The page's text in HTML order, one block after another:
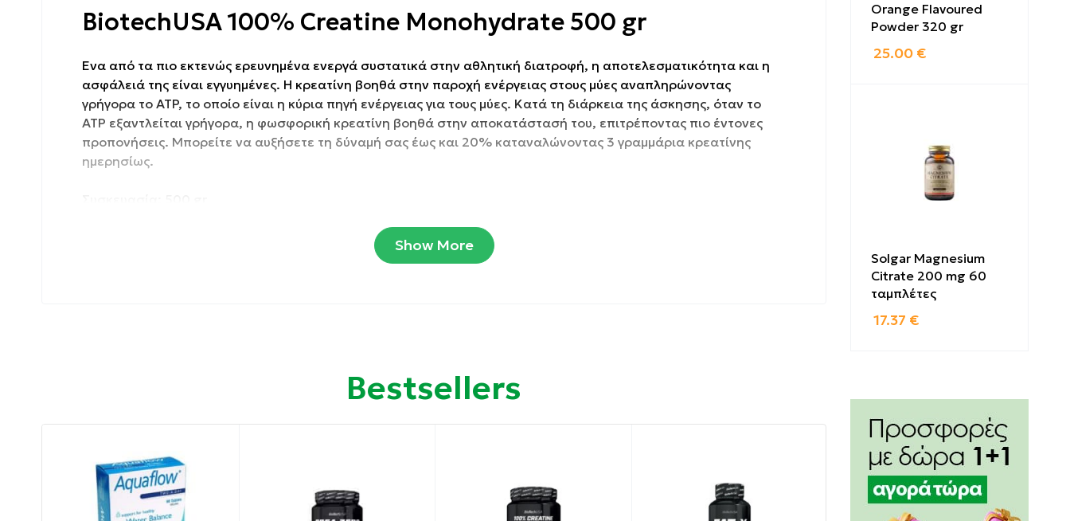
BiotechUSA 100% Creatine Monohydrate 500 gr
Ένα από τα πιο εκτενώς ερευνημένα ενεργά συστατικά στην αθλητική διατροφή, η αποτελεσματικότητα και η
ασφάλειά της είναι εγγυημένες. Η κρεατίνη βοηθά στην παροχή ενέργειας στους μύες αναπληρώνοντας
γρήγορα το ATP, το οποίο είναι η κύρια πηγή ενέργειας για τους μύες. Κατά τη διάρκεια της άσκησης, όταν το
ATP εξαντλείται γρήγορα, η φωσφορική κρεατίνη βοηθά στην αποκατάστασή του, επιτρέποντας πιο έντονες
προπονήσεις. Μπορείτε να αυξήσετε τη δύναμή σας έως και 20% καταναλώνοντας 3 γραμμάρια κρεατίνης
ημερησίως.
ΚΑΘΑΡΟΤΗΤΑ: 100% μικρονισμένη μονοϋδρική κρεατίνη, ελεγμένη φαρμακευτική ποιότητα, με μέγιστη
απορρόφηση και εγγυημένη καθαρότητα.
ΑΝΕΣΗ: Άοσμη μορφή σκόνης, εύκολα αναμεμειγμένη με οποιοδήποτε άλλο συμπλήρωμα, καθιστώντας την
εύκολη στην καθημερινή σας ρουτίνα.
Show More
Bestsellers
Orange Flavoured
Powder 320 gr
25.00 €
Solgar Magnesium
Citrate 200 mg 60
ταμπλέτες
17.37 €